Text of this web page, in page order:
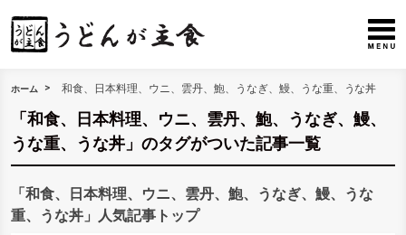
ホーム 和食、日本料理、ウニ、雲丹、鮑、うなぎ、鰻、うな重、うな丼
「和食、日本料理、ウニ、雲丹、鮑、うなぎ、鰻、
うな重、うな丼」のタグがついた記事一覧
「和食、日本料理、ウニ、雲丹、鮑、うなぎ、鰻、うな
重、うな丼」人気記事トップ